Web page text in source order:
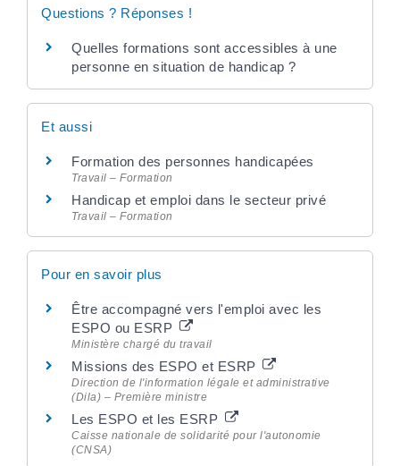
Questions ? Réponses !
Quelles formations sont accessibles à une
personne en situation de handicap ?
Et aussi
Formation des personnes handicapées
Travail – Formation
Handicap et emploi dans le secteur privé
Travail – Formation
Pour en savoir plus
Être accompagné vers l'emploi avec les
ESPO ou ESRP
Ministère chargé du travail
Missions des ESPO et ESRP
Direction de l'information légale et administrative
(Dila) – Première ministre
Les ESPO et les ESRP
Caisse nationale de solidarité pour l'autonomie
(CNSA)